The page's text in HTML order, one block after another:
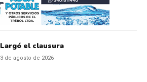
Largó el clausura
3 de agosto de 2026